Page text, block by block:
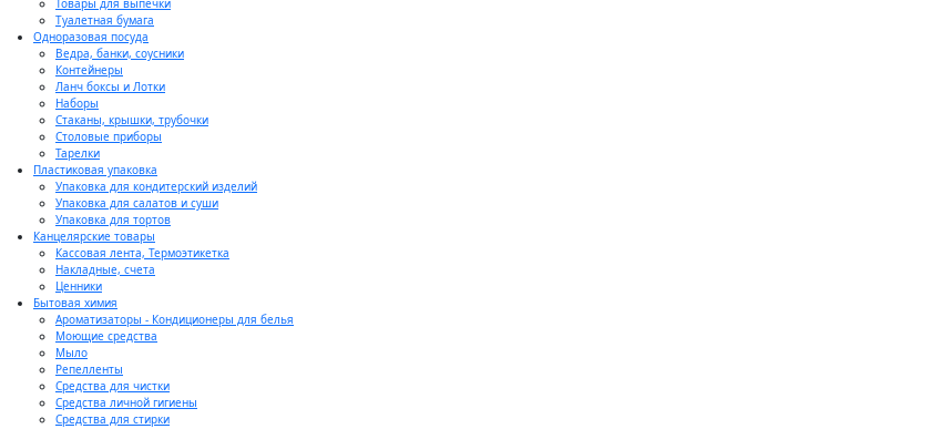
Товары для выпечки
Туалетная бумага
Одноразовая посуда
Ведра, банки, соусники
Контейнеры
Ланч боксы и Лотки
Наборы
Стаканы, крышки, трубочки
Столовые приборы
Тарелки
Пластиковая упаковка
Упаковка для кондитерский изделий
Упаковка для салатов и суши
Упаковка для тортов
Канцелярские товары
Кассовая лента, Термоэтикетка
Накладные, счета
Ценники
Бытовая химия
Ароматизаторы - Кондиционеры для белья
Моющие средства
Мыло
Репелленты
Средства для чистки
Средства личной гигиены
Средства для стирки